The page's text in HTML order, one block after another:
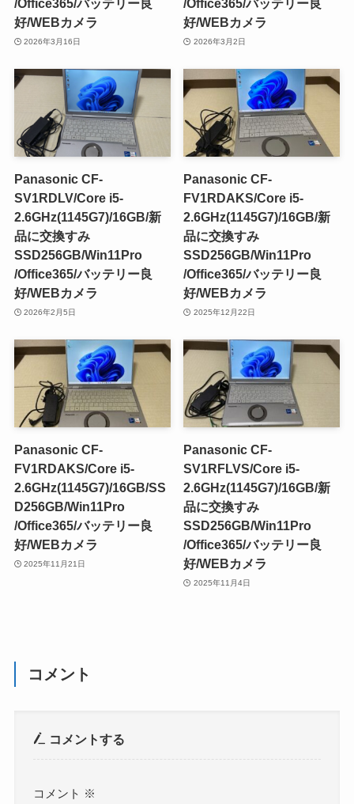
/Office365/バッテリー良
好/WEBカメラ
2026年3月16日
/Office365/バッテリー良
好/WEBカメラ
2026年3月2日
Panasonic CF-
SV1RDLV/Core i5-
2.6GHz(1145G7)/16GB/新
品に交換すみ
SSD256GB/Win11Pro
/Office365/バッテリー良
好/WEBカメラ
2026年2月5日
Panasonic CF-
FV1RDAKS/Core i5-
2.6GHz(1145G7)/16GB/新
品に交換すみ
SSD256GB/Win11Pro
/Office365/バッテリー良
好/WEBカメラ
2025年12月22日
Panasonic CF-
FV1RDAKS/Core i5-
2.6GHz(1145G7)/16GB/SS
D256GB/Win11Pro
/Office365/バッテリー良
好/WEBカメラ
2025年11月21日
Panasonic CF-
SV1RFLVS/Core i5-
2.6GHz(1145G7)/16GB/新
品に交換すみ
SSD256GB/Win11Pro
/Office365/バッテリー良
好/WEBカメラ
2025年11月4日
コメント
コメントする
コメント ※